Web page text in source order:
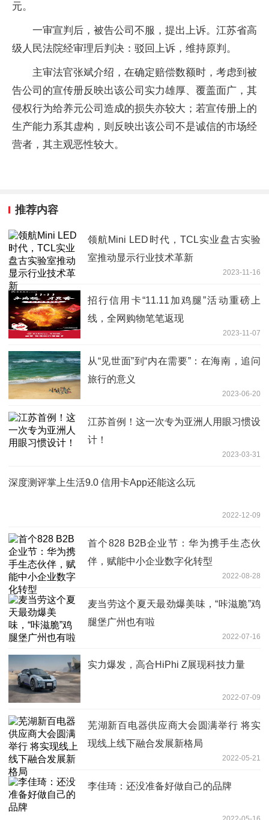
元。
一审宣判后，被告公司不服，提出上诉。江苏省高
级人民法院经审理后判决：驳回上诉，维持原判。
主审法官张斌介绍，在确定赔偿数额时，考虑到被
告公司的宣传册反映出该公司实力雄厚、覆盖面广，其
侵权行为给养元公司造成的损失亦较大；若宣传册上的
生产能力系其虚构，则反映出该公司不是诚信的市场经
营者，其主观恶性较大。
推荐内容
领航Mini LED时代，TCL实业盘古实验
室推动显示行业技术革新
2023-11-16
招行信用卡“11.11加鸡腿”活动重磅上
线，全网购物笔笔返现
2023-11-07
从“见世面”到“内在需要”：在海南，追问
旅行的意义
2023-06-20
江苏首例！这一次专为亚洲人用眼习惯设
计！
2023-03-31
深度测评掌上生活9.0 信用卡App还能这么玩
2022-12-09
首个828 B2B企业节：华为携手生态伙
伴，赋能中小企业数字化转型
2022-08-28
麦当劳这个夏天最劲爆美味，“咔滋脆”鸡
腿堡广州也有啦
2022-07-16
实力爆发，高合HiPhi Z展现科技力量
2022-07-09
芜湖新百电器供应商大会圆满举行 将实
现线上线下融合发展新格局
2022-05-21
李佳琦：还没准备好做自己的品牌